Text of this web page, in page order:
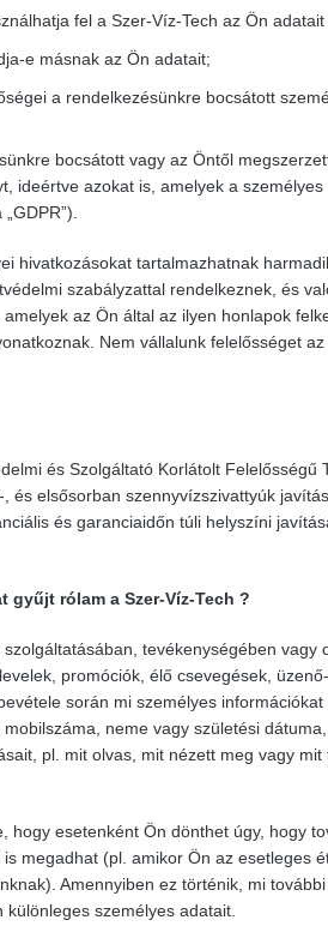
fel a Szer-Víz-Tech az Ön
e másnak az Ön adatait;
a rendelkezésünkre bocsátott
bocsátott vagy az Öntől
ideértve azokat is, amelyek a
hivatkozásokat tartalmazhatnak
szabályzattal rendelkeznek, és
az Ön által az ilyen honlapok
Nem vállalunk felelősséget
és Szolgáltató Korlátolt
és elsősorban szennyvízszivattyúk
és garanciaidőn túli helyszíni
gyűjt rólam a Szer-Víz-Tech ?
szolgáltatásában, tevékenységében
promóciók, élő csevegések,
során mi személyes
neme vagy születési
pl. mit olvas, mit nézett meg vagy
hogy esetenként Ön dönthet úgy, hogy
megadhat (pl. amikor Ön az esetleges
Amennyiben ez történik, mi
különleges személyes adatait.